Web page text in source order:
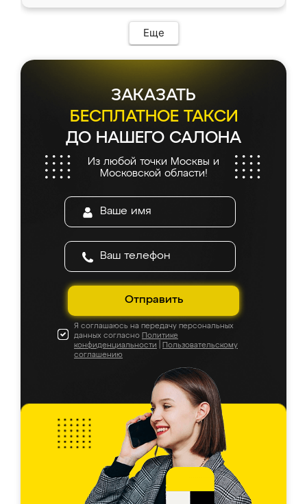
Еще
ЗАКАЗАТЬ
БЕСПЛАТНОЕ ТАКСИ
ДО НАШЕГО САЛОНА
Из любой точки Москвы и
Московской области!
Отправить
Я соглашаюсь на передачу персональных
данных согласно Политике
конфиденциальности
Пользовательскому
соглашению